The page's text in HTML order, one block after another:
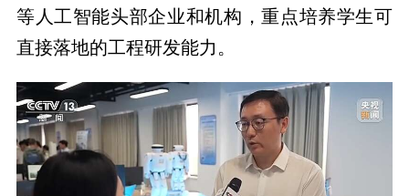
等人工智能头部企业和机构，重点培养学生可
直接落地的工程研发能力。